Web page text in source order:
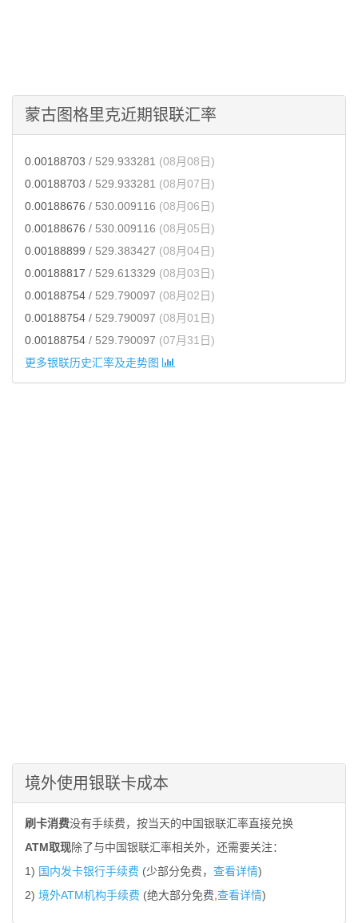
蒙古图格里克近期银联汇率
0.00188703 / 529.933281 (08月08日)
0.00188703 / 529.933281 (08月07日)
0.00188676 / 530.009116 (08月06日)
0.00188676 / 530.009116 (08月05日)
0.00188899 / 529.383427 (08月04日)
0.00188817 / 529.613329 (08月03日)
0.00188754 / 529.790097 (08月02日)
0.00188754 / 529.790097 (08月01日)
0.00188754 / 529.790097 (07月31日)
更多银联历史汇率及走势图
境外使用银联卡成本
刷卡消费没有手续费，按当天的中国银联汇率直接兑换
ATM取现除了与中国银联汇率相关外，还需要关注：
1) 国内发卡银行手续费 (少部分免费， 查看详情)
2) 境外ATM机构手续费 (绝大部分免费, 查看详情)